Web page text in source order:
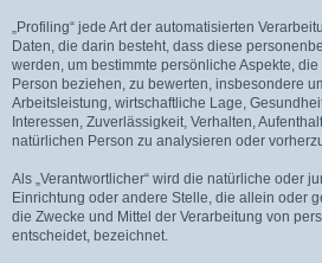
„Profiling“ jede Art der automatisierten
Daten, die darin besteht, dass diese
werden, um bestimmte persönliche Aspekte,
Person beziehen, zu bewerten, insbesondere
Arbeitsleistung, wirtschaftliche Lage,
Interessen, Zuverlässigkeit, Verhalten,
natürlichen Person zu analysieren oder
Als „Verantwortlicher“ wird die natürliche oder
Einrichtung oder andere Stelle, die allein oder
die Zwecke und Mittel der Verarbeitung von
entscheidet, bezeichnet.